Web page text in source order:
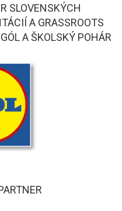
SLOVENSKÝCH
A GRASSROOTS
A ŠKOLSKÝ POHÁR